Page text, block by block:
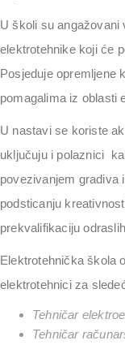
U školi su angažovani
elektrotehnike koji će
Posjeduje opremljene
pomagalima iz oblasti
U nastavi se koriste
uključuju i polaznici
povezivanjem gradiva
podsticanju
prekvalifikaciju
Elektrotehnička škola
elektrotehnici za
Tehničar
Tehničar